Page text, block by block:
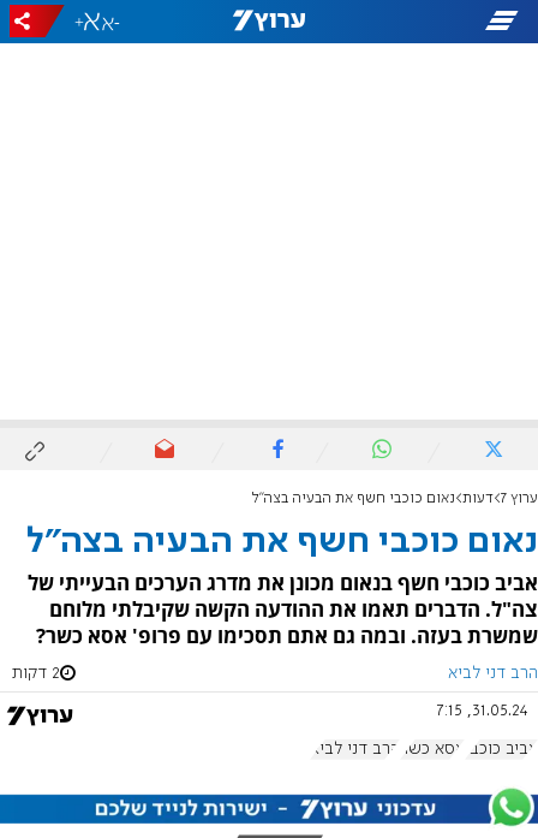
-
+
ערוץ 7 דעות נאום כוכבי חשף את הבעיה בצה"ל
נאום כוכבי חשף את הבעיה בצה"ל
אביב כוכבי חשף בנאום מכונן את מדרג הערכים הבעייתי של
צה"ל. הדברים תאמו את ההודעה הקשה שקיבלתי מלוחם
שמשרת בעזה. ובמה גם אתם תסכימו עם פרופ' אסא כשר?
הרב דני לביא 2 דקות
31.05.24, 7:15
אביב כוכבי אסא כשר הרב דני לביא